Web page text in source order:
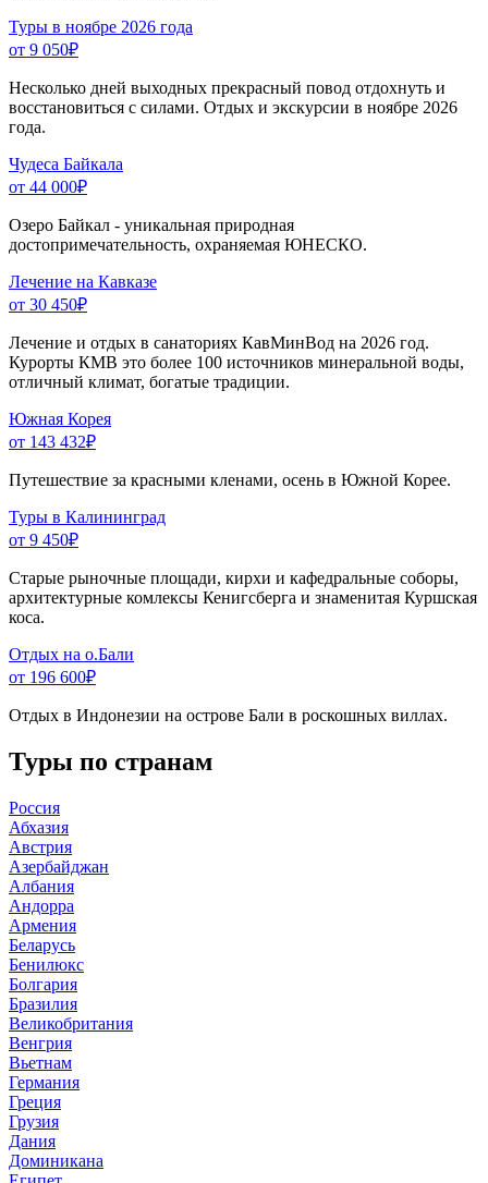
Туры в ноябре 2026 года
от 9 050₽
Несколько дней выходных прекрасный повод отдохнуть и
восстановиться с силами. Отдых и экскурсии в ноябре 2026
года.
Чудеса Байкала
от 44 000₽
Озеро Байкал - уникальная природная
достопримечательность, охраняемая ЮНЕСКО.
Лечение на Кавказе
от 30 450₽
Лечение и отдых в санаториях КавМинВод на 2026 год.
Курорты КМВ это более 100 источников минеральной воды,
отличный климат, богатые традиции.
Южная Корея
от 143 432₽
Путешествие за красными кленами, осень в Южной Корее.
Туры в Калининград
от 9 450₽
Старые рыночные площади, кирхи и кафедральные соборы,
архитектурные комлексы Кенигсберга и знаменитая Куршская
коса.
Отдых на о.Бали
от 196 600₽
Отдых в Индонезии на острове Бали в роскошных виллах.
Туры по странам
Россия
Абхазия
Австрия
Азербайджан
Албания
Андорра
Армения
Беларусь
Бенилюкс
Болгария
Бразилия
Великобритания
Венгрия
Вьетнам
Германия
Греция
Грузия
Дания
Доминикана